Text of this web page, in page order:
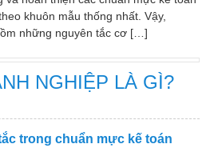
khuôn mẫu thống nhất. Vậy,
những nguyên tắc cơ […]
NGHIỆP LÀ GÌ?
trong chuẩn mực kế toán